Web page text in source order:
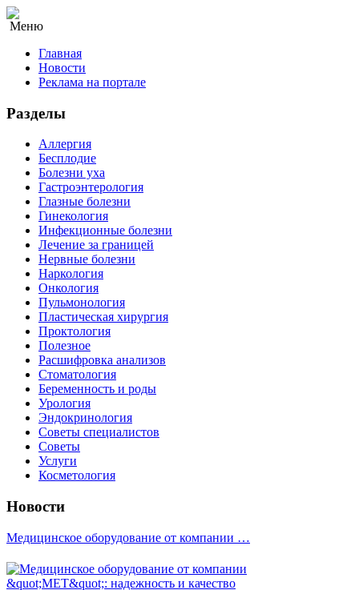
Меню
Главная
Новости
Реклама на портале
Разделы
Аллергия
Бесплодие
Болезни уха
Гастроэнтерология
Глазные болезни
Гинекология
Инфекционные болезни
Лечение за границей
Нервные болезни
Наркология
Онкология
Пульмонология
Пластическая хирургия
Проктология
Полезное
Расшифровка анализов
Стоматология
Беременность и роды
Урология
Эндокринология
Советы специалистов
Советы
Услуги
Косметология
Новости
Медицинское оборудование от компании …